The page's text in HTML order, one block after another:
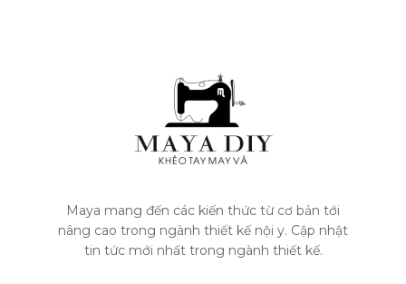
Maya mang đến các kiến thức từ cơ bản tới
nâng cao trong ngành thiết kế nội y. Cập nhật
tin tức mới nhất trong ngành thiết kế.